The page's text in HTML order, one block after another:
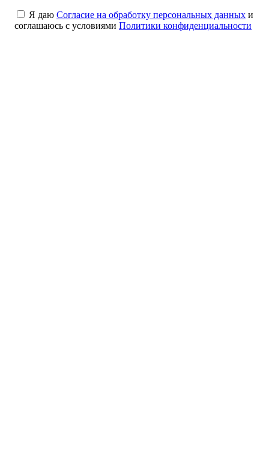
Я даю Cогласие на обработку персональных данных и
соглашаюсь с условиями Политики конфиденциальности